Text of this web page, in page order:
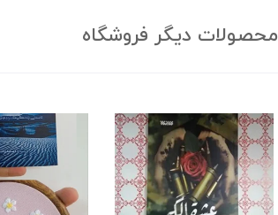
محصولات دیگر فروشگاه